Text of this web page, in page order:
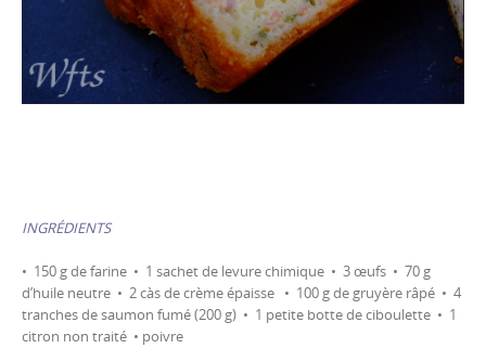
INGRÉDIENTS
• 150 g de farine • 1 sachet de levure chimique • 3 œufs • 70 g
d’huile neutre • 2 càs de crème épaisse • 100 g de gruyère râpé • 4
tranches de saumon fumé (200 g) • 1 petite botte de ciboulette • 1
citron non traité • poivre